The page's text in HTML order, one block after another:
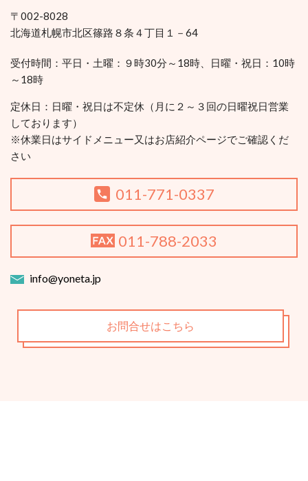
〒002-8028
北海道札幌市北区篠路８条４丁目１－64
受付時間：平日・土曜：９時30分～18時、日曜・祝日：10時
～18時
定休日： 日曜・祝日は不定休（月に２～３回の日曜祝日営業
しております）
※休業日はサイドメニュー又はお店紹介ページでご確認くだ
さい
011-771-0337
011-788-2033
info@yoneta.jp
お問合せはこちら